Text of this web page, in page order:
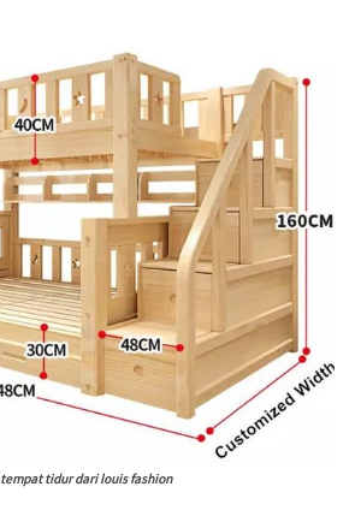
tempat tidur dari louis fashion